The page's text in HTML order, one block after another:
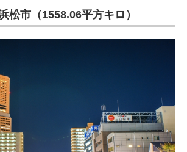
専門サイト
の最前線
ネットの話題
松市（1558.06平方キロ）